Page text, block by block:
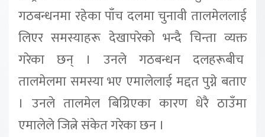
गठबन्धनमा रहेका पाँच दलमा चुनावी तालमेललाई
लिएर समस्याहरू देखापरेको भन्दै चिन्ता व्यक्त
गरेका छन् । उनले गठबन्धन दलहरूबीच
तालमेलमा समस्या भए एमालेलाई मद्दत पुग्ने बताए
। उनले तालमेल बिग्रिएका कारण धेरै ठाउँमा
एमालेले जित्ने संकेत गरेका छन ।